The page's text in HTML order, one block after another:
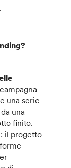
una serie
una
finito.
: il progetto